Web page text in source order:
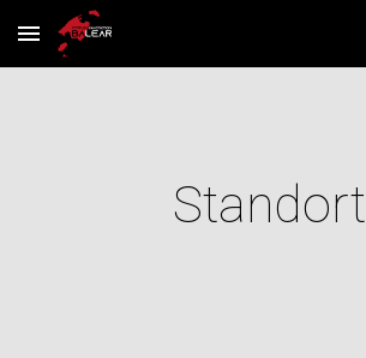
Skip to main content
Standort